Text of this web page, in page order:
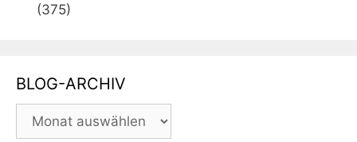
(375)
BLOG-ARCHIV
BLOG-
ARCHIV